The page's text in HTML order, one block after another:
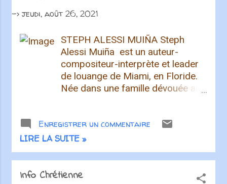
-> jeudi, août 26, 2021
STEPH ALESSI MUIÑA Steph
Alessi Muiña est un auteur-
compositeur-interprète et leader
de louange de Miami, en Floride.
Née dans une famille dévouée au
directrice du culte à l' église
Metro Life . Steph est un phare
de foi imprégnée de sainteté pour
l'Église d'aujourd'hui. Après son
Enregistrer un commentaire
LIRE LA SUITE »
Info Chrétienne